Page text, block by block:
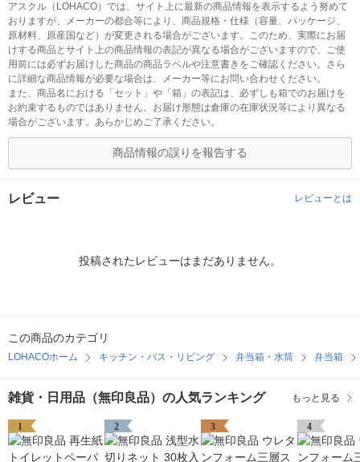
アスクル（LOHACO）では、サイト上に最新の商品情報を表示するよう努めて
おりますが、メーカーの都合等により、商品規格・仕様（容量、パッケージ、
原材料、原産国など）が変更される場合がございます。このため、実際にお届
けする商品とサイト上の商品情報の表記が異なる場合がございますので、ご使
用前には必ずお届けした商品の商品ラベルや注意書きをご確認ください。さら
に詳細な商品情報が必要な場合は、メーカー等にお問い合わせください。
また、商品名における「セット」や「箱」の表記は、必ずしも箱でのお届けを
お約束するものではありません。お届け形態は倉庫の在庫状況等により異なる
場合がございます。あらかじめご了承ください。
商品情報の誤りを報告する
レビュー レビューとは
投稿されたレビューはまだありません。
この商品のカテゴリ
LOHACOホーム キッチン・バス・リビング 弁当箱・水筒 弁当箱
雑貨・日用品（無印良品）の人気ランキング もっと見る
1 2 3 4